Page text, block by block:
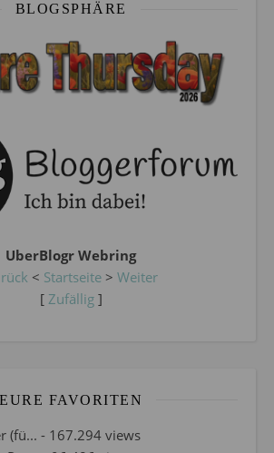
BLOGSPHÄRE
UberBlogr Webring
< Startseite> Weiter
[ Zufällig]
EURE FAVORITEN
(fü... - 167.294 views